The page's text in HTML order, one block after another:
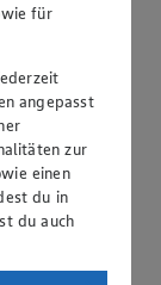
für
angepasst
zur
einen
du in
du auch